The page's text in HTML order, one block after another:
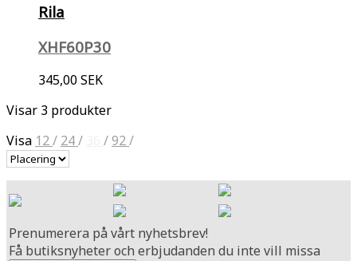
Rila
XHF60P30
345,00 SEK
Visar 3 produkter
Visa 12/ 24/ /92/
Prenumerera på vårt nyhetsbrev!
Få butiksnyheter och erbjudanden du inte vill missa